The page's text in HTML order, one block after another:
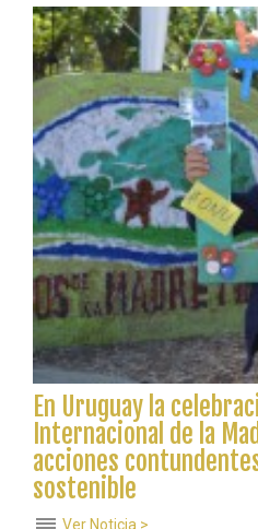
del
Día
Internacional
de
la
Madre
Tierra
resultó
en
acciones
contundentes
por
el
desarrollo
sostenible
En Uruguay la
Internacional de la
acciones
sostenible
Ver Noticia >